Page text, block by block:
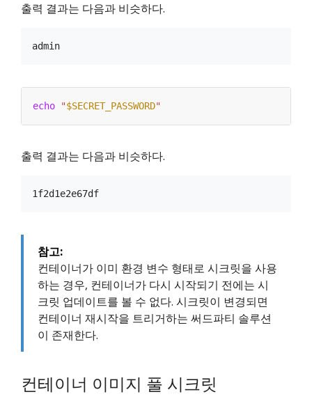
출력 결과는 다음과 비슷하다.
echo "$SECRET_PASSWORD"
출력 결과는 다음과 비슷하다.
참고:
컨테이너가 이미 환경 변수 형태로 시크릿을 사용
하는 경우, 컨테이너가 다시 시작되기 전에는 시
크릿 업데이트를 볼 수 없다. 시크릿이 변경되면
컨테이너 재시작을 트리거하는 써드파티 솔루션
이 존재한다.
컨테이너 이미지 풀 시크릿